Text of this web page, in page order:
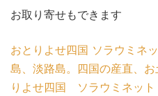
お取り寄せもできます
おとりよせ四国 ソラウミネ
島、淡路島。四国の産直、
りよせ四国 ソラウミネッ